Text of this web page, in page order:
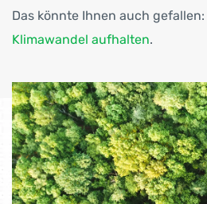
Das könnte Ihnen auch gefallen:
Klimawandel aufhalten.